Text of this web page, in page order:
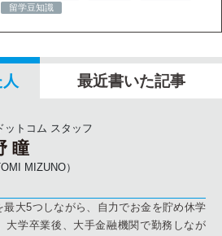
留学豆知識
最近書いた記事
ットコム スタッフ
瞳
MIZUNO）
大5つしながら、自力でお金を貯め休学
大学卒業後、大手金融機関で勤務しなが